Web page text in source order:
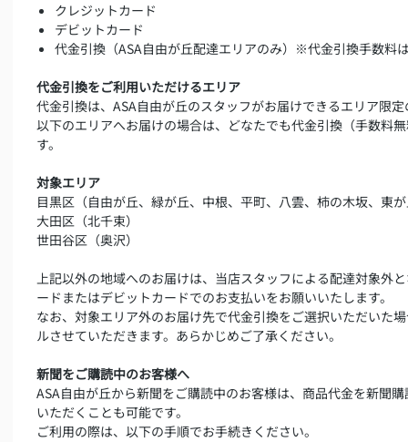
クレジットカード
デビットカード
代金引換（ASA自由が丘配達エリアのみ）※代金引換手数料
代金引換をご利用いただけるエリア
代金引換は、ASA自由が丘のスタッフがお届けできるエリア限
以下のエリアへお届けの場合は、どなたでも代金引換（手数料
す。
対象エリア
目黒区（自由が丘、緑が丘、中根、平町、八雲、柿の木坂、東
大田区（北千束）
世田谷区（奥沢）
上記以外の地域へのお届けは、当店スタッフによる配達対象外
ードまたはデビットカードでのお支払いをお願いいたします。
なお、対象エリア外のお届け先で代金引換をご選択いただいた
ルさせていただきます。あらかじめご了承ください。
新聞をご購読中のお客様へ
ASA自由が丘から新聞をご購読中のお客様は、商品代金を新聞
いただくことも可能です。
ご利用の際は、以下の手順でお手続きください。